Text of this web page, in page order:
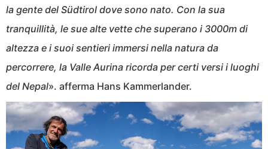
la gente del Südtirol dove sono nato. Con la sua
tranquillità, le sue alte vette che superano i 3000m di
altezza e i suoi sentieri immersi nella natura da
percorrere, la Valle Aurina ricorda per certi versi i luoghi
del Nepal». afferma Hans Kammerlander.